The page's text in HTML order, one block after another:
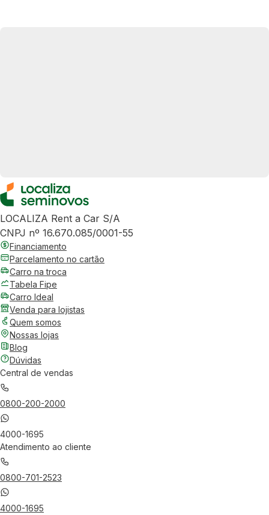
LOCALIZA Rent a Car S/A
CNPJ nº 16.670.085/0001-55
Financiamento
Parcelamento no cartão
Carro na troca
Tabela Fipe
Carro Ideal
Venda para lojistas
Quem somos
Nossas lojas
Blog
Dúvidas
Central de vendas
0800-200-2000
4000-1695
Atendimento ao cliente
0800-701-2523
4000-1695